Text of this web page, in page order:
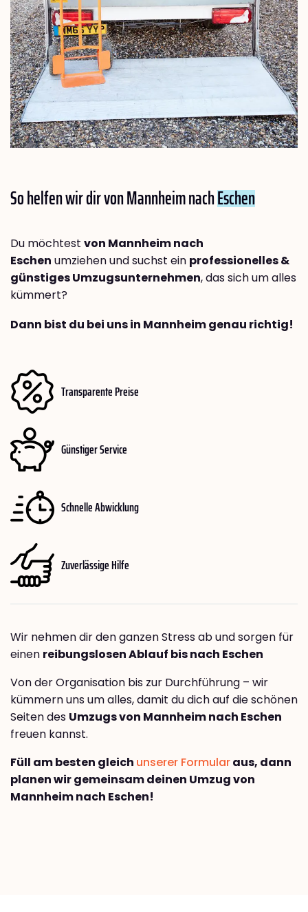
So helfen wir dir von Mannheim nachEschen
Du möchtest von Mannheim nach
Eschen umziehen und suchst ein professionelles &
günstiges Umzugsunternehmen, das sich um alles
kümmert?
Dann bist du bei uns in Mannheim genau richtig!
Transparente Preise
Günstiger Service
Schnelle Abwicklung
Zuverlässige Hilfe
Wir nehmen dir den ganzen Stress ab und sorgen für
einen reibungslosen Ablauf bis nach Eschen
Von der Organisation bis zur Durchführung – wir
kümmern uns um alles, damit du dich auf die schönen
Seiten des Umzugs von Mannheim nach Eschen
freuen kannst.
Füll am besten gleich unserer Formularaus, dann
planen wir gemeinsam deinen Umzug von
Mannheim nach Eschen!